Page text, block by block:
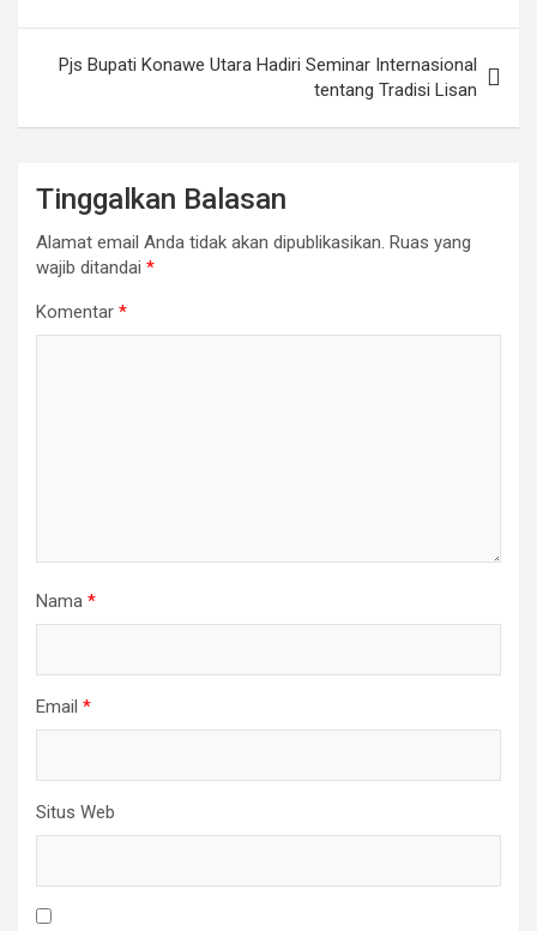
Pjs Bupati Konawe Utara Hadiri Seminar Internasional
tentang Tradisi Lisan
Tinggalkan Balasan
Alamat email Anda tidak akan dipublikasikan. Ruas yang
wajib ditandai *
Komentar *
Nama *
Email *
Situs Web